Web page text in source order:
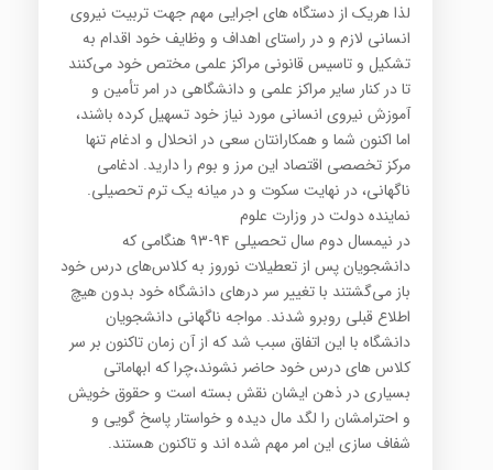
لذا هریک از دستگاه های اجرایی مهم جهت تربیت نیروی
انسانی لازم و در راستای اهداف و وظایف خود اقدام به
تشکیل و تاسیس قانونی مراکز علمی مختص خود می‌کنند
تا در کنار سایر مراکز علمی و دانشگاهی در امر تأمین و
آموزش نیروی انسانی مورد نیاز خود تسهیل کرده باشند،
اما اکنون شما و همکارانتان سعی در انحلال و ادغام تنها
مرکز تخصصی اقتصاد این مرز و بوم را دارید. ادغامی
ناگهانی، در نهایت سکوت و در میانه یک ترم تحصیلی.
نماینده دولت در وزارت علوم
در نیمسال دوم سال تحصیلی ۹۴-۹۳ هنگامی که
دانشجویان پس از تعطیلات نوروز به کلاس‌های درس خود
باز می‌گشتند با تغییر سر درهای دانشگاه خود بدون هیچ
اطلاع قبلی روبرو شدند. مواجه ناگهانی دانشجویان
دانشگاه با این اتفاق سبب شد که از آن زمان تاکنون بر سر
کلاس های درس خود حاضر نشوند،چرا که ابهاماتی
بسیاری در ذهن ایشان نقش بسته است و حقوق خویش
و احترامشان را لگد مال دیده و خواستار پاسخ گویی و
شفاف سازی این امر مهم شده اند و تاکنون هستند.